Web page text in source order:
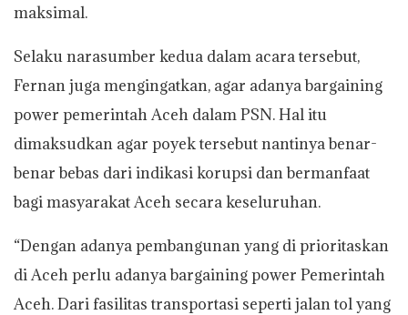
maksimal.
Selaku narasumber kedua dalam acara tersebut,
Fernan juga mengingatkan, agar adanya bargaining
power pemerintah Aceh dalam PSN. Hal itu
dimaksudkan agar poyek tersebut nantinya benar-
benar bebas dari indikasi korupsi dan bermanfaat
bagi masyarakat Aceh secara keseluruhan.
“Dengan adanya pembangunan yang di prioritaskan
di Aceh perlu adanya bargaining power Pemerintah
Aceh. Dari fasilitas transportasi seperti jalan tol yang